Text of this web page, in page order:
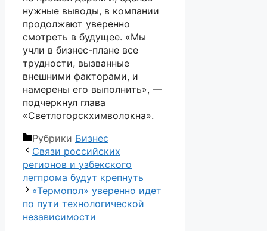
нужные выводы, в компании
продолжают уверенно
смотреть в будущее. «Мы
учли в бизнес-плане все
трудности, вызванные
внешними факторами, и
намерены его выполнить», —
подчеркнул глава
«Светлогорскхимволокна».
Рубрики Бизнес
Связи российских
регионов и узбекского
легпрома будут крепнуть
«Термопол» уверенно идет
по пути технологической
независимости